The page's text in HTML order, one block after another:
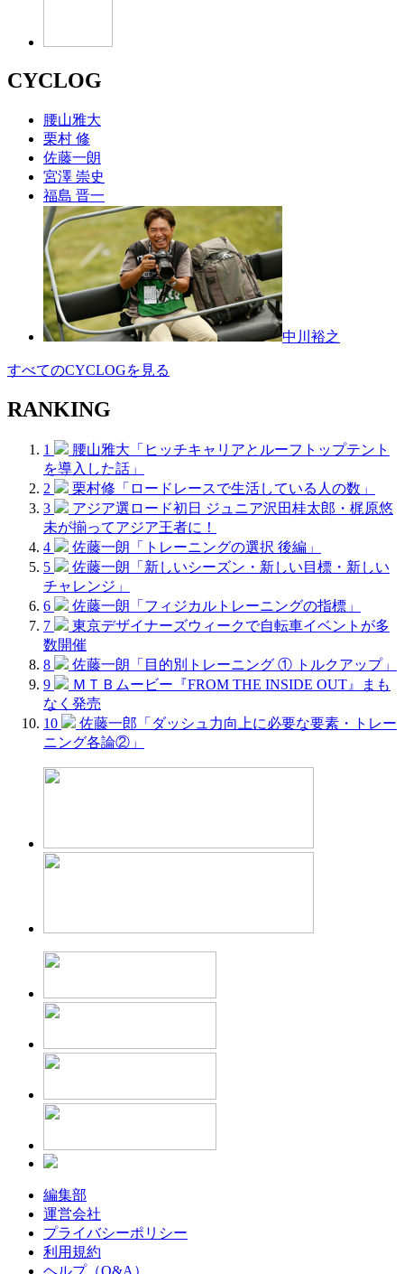
CYCLOG
腰山雅大
栗村 修
佐藤一朗
宮澤 崇史
福島 晋一
中川裕之
すべてのCYCLOGを見る
RANKING
1
腰山雅大「ヒッチキャリアとルーフトップテント
を導入した話」
2
栗村修「ロードレースで生活している人の数」
3
アジア選ロード初日 ジュニア沢田桂太郎・梶原悠
未が揃ってアジア王者に！
4
佐藤一朗「トレーニングの選択 後編」
5
佐藤一朗「新しいシーズン・新しい目標・新しい
チャレンジ」
6
佐藤一朗「フィジカルトレーニングの指標」
7
東京デザイナーズウィークで自転車イベントが多
数開催
8
佐藤一朗「目的別トレーニング ① トルクアップ」
9
ＭＴＢムービー『FROM THE INSIDE OUT』まも
なく発売
10
佐藤一郎「ダッシュ力向上に必要な要素・トレー
ニング各論②」
編集部
運営会社
プライバシーポリシー
利用規約